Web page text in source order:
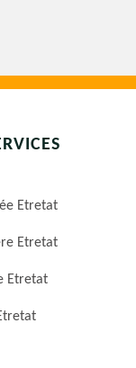
Etretat
Etretat
Etretat